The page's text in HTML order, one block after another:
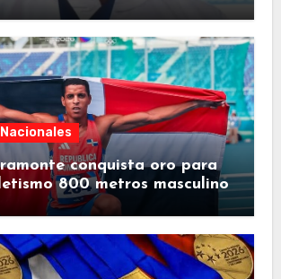
conquista oro para
800 metros masculino